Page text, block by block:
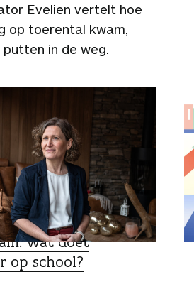
Evelien vertelt hoe
op toerental kwam,
in de weg.
wat doet
op school?